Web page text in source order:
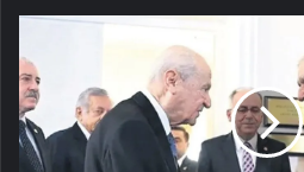
gözyaşları
kurumadıkça
rahat
olamayız